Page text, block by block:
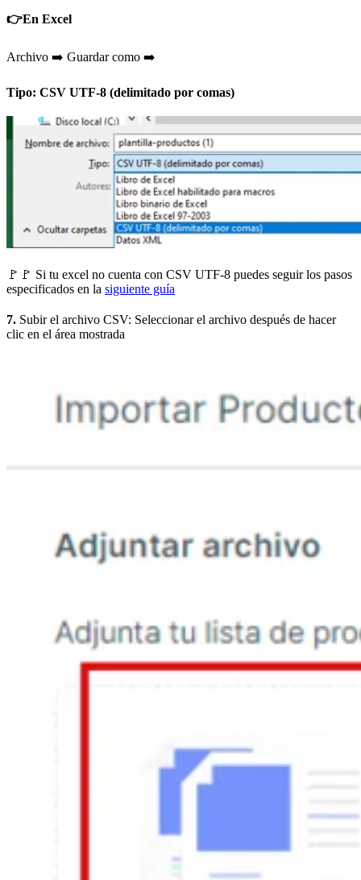
👉En Excel
Archivo ➡️ Guardar como ➡️
Tipo: CSV UTF-8 (delimitado por comas)
🚩🚩 Si tu excel no cuenta con CSV UTF-8 puedes seguir los pasos
especificados en la siguiente guía
7. Subir el archivo CSV: Seleccionar el archivo después de hacer
clic en el área mostrada